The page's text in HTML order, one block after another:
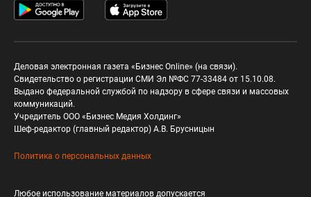
Деловая электронная газета «Бизнес Online» (на связи).
Свидетельство о регистрации СМИ Эл №ФС 77-33484 от 15.10.08.
Выдано федеральной службой по надзору в сфере связи и массовых
коммуникаций.
Учредитель ООО «Бизнес Медия Холдинг»
Шеф-редактор (главный редактор) А.В. Брусницын
Политика о персональных данных
Любое использование материалов допускается